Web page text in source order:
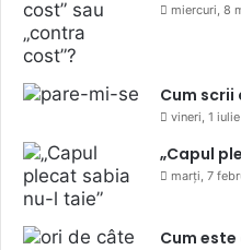
miercuri, 8
Cum
vineri, 1
„Capul
marți, 7
Cum